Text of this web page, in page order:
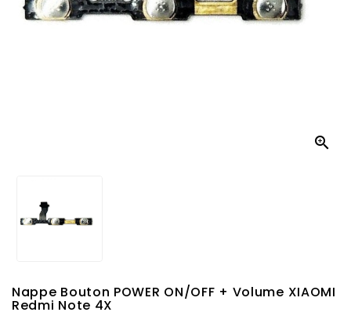

Nappe Bouton POWER ON/OFF + Volume XIAOMI
Redmi Note 4X